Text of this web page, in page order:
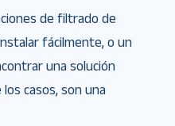
de filtrado de
fácilmente, o un
una solución
casos, son una